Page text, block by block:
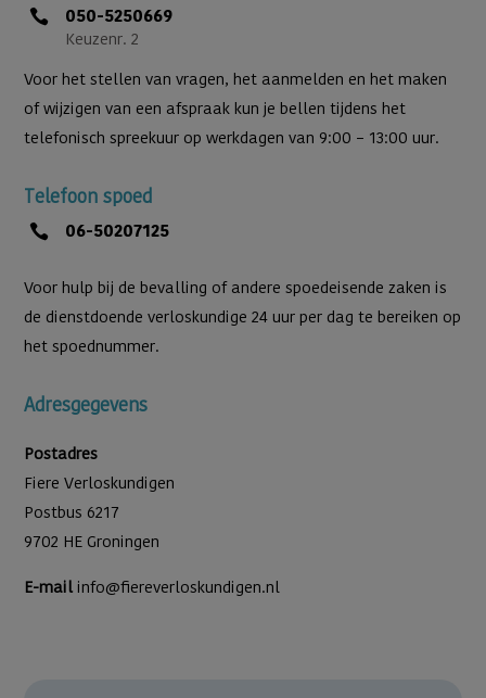
 050-5250669
Keuzenr. 2
Voor het stellen van vragen, het aanmelden en het maken
of wijzigen van een afspraak kun je bellen tijdens het
telefonisch spreekuur op werkdagen van 9:00 – 13:00 uur.
Telefoon spoed
 06-50207125
Voor hulp bij de bevalling of andere spoedeisende zaken is
de dienstdoende verloskundige 24 uur per dag te bereiken op
het spoednummer.
Adresgegevens
Postadres
Fiere Verloskundigen
Postbus 6217
9702 HE Groningen
E-mailinfo@fiereverloskundigen.nl